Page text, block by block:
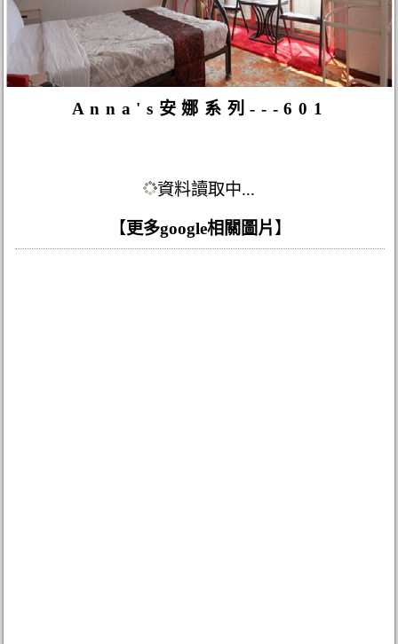
Anna's安娜系列---601
資料讀取中...
【 更多google相關圖片 】